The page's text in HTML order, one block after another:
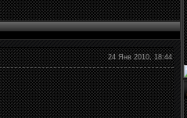
24 Янв 2010, 18:44